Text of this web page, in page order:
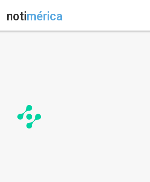
notimérica